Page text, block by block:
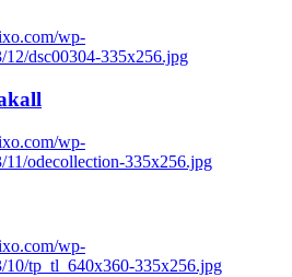
wp-
12/dsc00304-335x256.jpg
wp-
11/odecollection-335x256.jpg
wp-
10/tp_tl_640x360-335x256.jpg